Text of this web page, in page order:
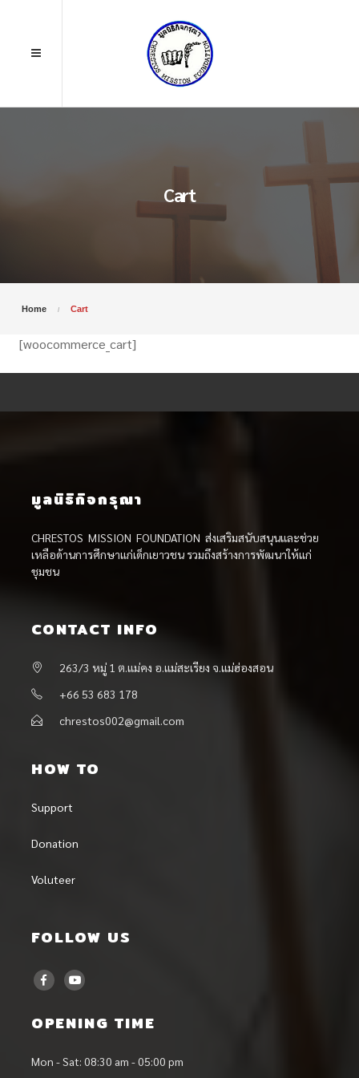
Cart
Home Cart
[woocommerce_cart]
มูลนิธิกิจกรุณา
CHRESTOS MISSION FOUNDATION ส่งเสริมสนับสนุนและช่วย
เหลือด้านการศึกษาแก่เด็กเยาวชน รวมถึงสร้างการพัฒนาให้แก่
ชุมชน
CONTACT INFO
263/3 หมู่ 1 ต.แม่คง อ.แม่สะเรียง จ.แม่ฮ่องสอน
+66 53 683 178
chrestos002@gmail.com
HOW TO
Support
Donation
Voluteer
FOLLOW US
OPENING TIME
Mon - Sat: 08:30 am - 05:00 pm